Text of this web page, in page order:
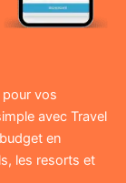
vos
avec Travel
en
les resorts et